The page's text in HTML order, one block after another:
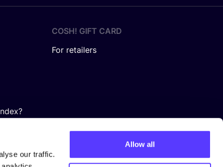
our traffic.
Allow all
COSH! GIFT CARD
For retailers